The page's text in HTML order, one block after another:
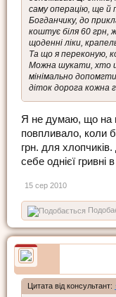
саму операцію, ще й
Богданчику, до
коштує біля 60 грн,
щоденні ліки,
Та що я переконую,
Можна шукати, хто
мінімально
діток дорога кожна
Я не думаю, що на
повпливало, коли
грн. для
себе однієї гривні
15 сер 2010
Цитата від консультант: